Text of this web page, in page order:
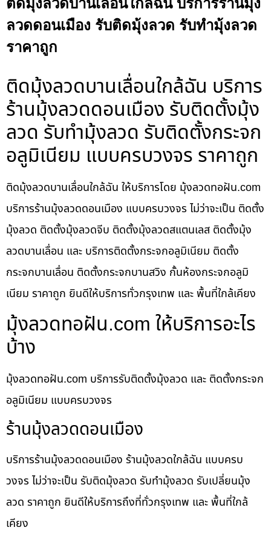
ลวดดอนเมือง รับติดมุ้งลวด รับทำมุ้งลวด
ราคาถูก
ติดมุ้งลวดบานเลื่อนใกล้ฉัน บริการ
ร้านมุ้งลวดดอนเมือง รับติดตั้งมุ้ง
ลวด รับทำมุ้งลวด รับติดตั้งกระจก
อลูมิเนียม แบบครบวงจร ราคาถูก
ติดมุ้งลวดบานเลื่อนใกล้ฉัน ให้บริการโดย มุ้งลวดทอฝัน.com
บริการร้านมุ้งลวดดอนเมือง แบบครบวงจร ไม่ว่าจะเป็น ติดตั้ง
มุ้งลวด ติดตั้งมุ้งลวดจีบ ติดตั้งมุ้งลวดสแตนเลส ติดตั้งมุ้ง
ลวดบานเลื่อน และ บริการติดตั้งกระจกอลูมิเนียม ติดตั้ง
กระจกบานเลื่อน ติดตั้งกระจกบานสวิง กั้นห้องกระจกอลูมิ
เนียม ราคาถูก ยินดีให้บริการทั่วกรุงเทพ และ พื้นที่ใกล้เคียง
มุ้งลวดทอฝัน.com ให้บริการอะไร
บ้าง
มุ้งลวดทอฝัน.com บริการรับติดตั้งมุ้งลวด และ ติดตั้งกระจก
อลูมิเนียม แบบครบวงจร
ร้านมุ้งลวดดอนเมือง
บริการร้านมุ้งลวดดอนเมือง ร้านมุ้งลวดใกล้ฉัน แบบครบ
วงจร ไม่ว่าจะเป็น รับติดมุ้งลวด รับทำมุ้งลวด รับเปลี่ยนมุ้ง
ลวด ราคาถูก ยินดีให้บริการถึงที่ทั่วกรุงเทพ และ พื้นที่ใกล้
เคียง